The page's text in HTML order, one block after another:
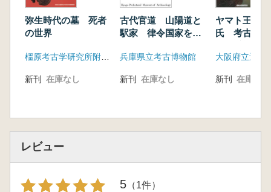
弥生時代の墓 死者
の世界
橿原考古学研究所附属博物館
新刊 在庫なし
古代官道 山陽道と
駅家 律令国家を支
兵庫県立考古博物館
新刊 在庫なし
ヤマト王権
氏 考古学か
新刊 在庫なし
レビュー
5 （1件）